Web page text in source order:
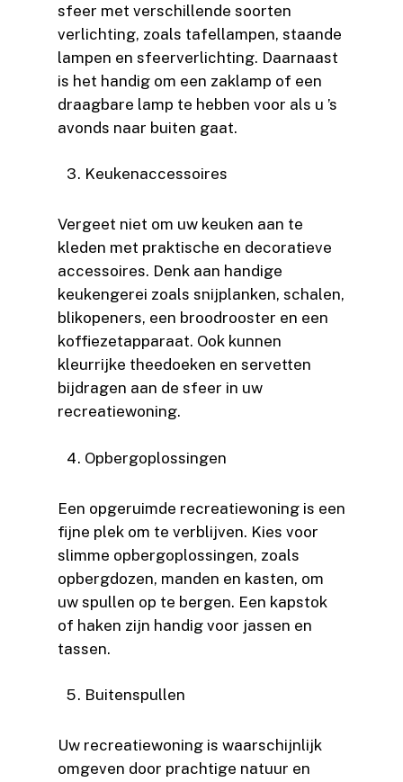
sfeer met verschillende soorten
verlichting, zoals tafellampen, staande
lampen en sfeerverlichting. Daarnaast
is het handig om een zaklamp of een
draagbare lamp te hebben voor als u ’s
avonds naar buiten gaat.
Keukenaccessoires
Vergeet niet om uw keuken aan te
kleden met praktische en decoratieve
accessoires. Denk aan handige
keukengerei zoals snijplanken, schalen,
blikopeners, een broodrooster en een
koffiezetapparaat. Ook kunnen
kleurrijke theedoeken en servetten
bijdragen aan de sfeer in uw
recreatiewoning.
Opbergoplossingen
Een opgeruimde recreatiewoning is een
fijne plek om te verblijven. Kies voor
slimme opbergoplossingen, zoals
opbergdozen, manden en kasten, om
uw spullen op te bergen. Een kapstok
of haken zijn handig voor jassen en
tassen.
Buitenspullen
Uw recreatiewoning is waarschijnlijk
omgeven door prachtige natuur en